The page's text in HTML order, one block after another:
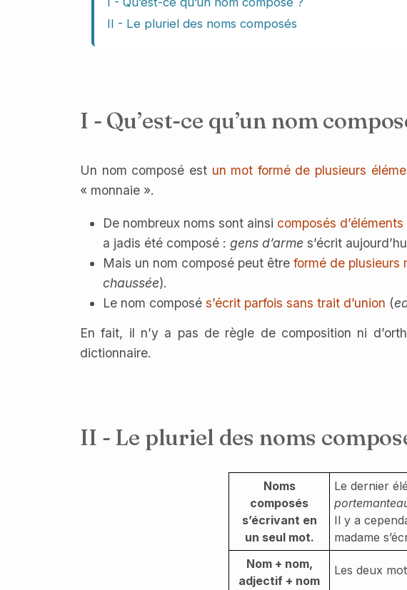
II - Le pluriel des noms composés
I - Qu’est-ce qu’un nom
Un nom composé est un mot formé de plusieurs
« monnaie ».
De nombreux noms sont ainsi composés
a jadis été composé : gens d’arme s’écrit
Mais un nom composé peut être formé de plusieurs
chaussée).
Le nom composé s’écrit parfois sans trait d’union (
En fait, il n’y a pas de règle de composition ni
dictionnaire.
II - Le pluriel des noms
Noms
composés
s’écrivant en
un seul mot.
Le dernier
Il y a
madame
Nom + nom,
adjectif + nom
Les deux